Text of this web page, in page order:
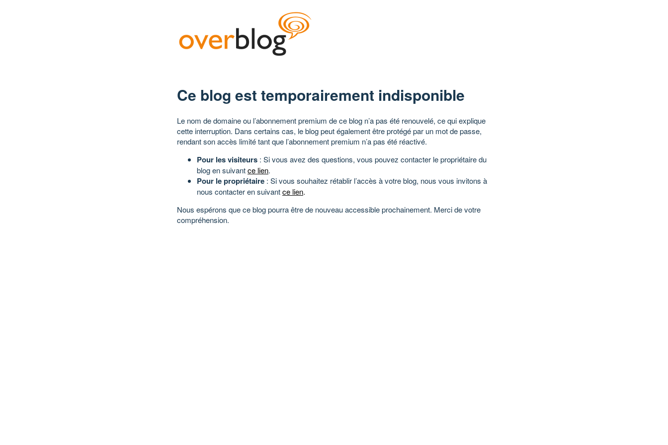
Ce blog est temporairement indisponible
Le nom de domaine ou l’abonnement premium de ce blog n’a pas été renouvelé, ce qui explique
cette interruption. Dans certains cas, le blog peut également être protégé par un mot de passe,
rendant son accès limité tant que l’abonnement premium n’a pas été réactivé.
Pour les visiteurs : Si vous avez des questions, vous pouvez contacter le propriétaire du
blog en suivantce lien.
Pour le propriétaire : Si vous souhaitez rétablir l’accès à votre blog, nous vous invitons à
nous contacter en suivantce lien.
Nous espérons que ce blog pourra être de nouveau accessible prochainement. Merci de votre
compréhension.